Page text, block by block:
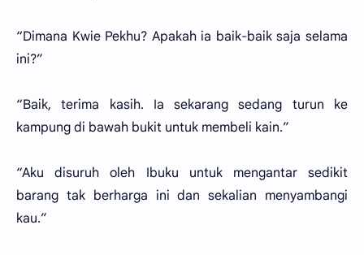
“Dimana Kwie Pekhu? Apakah ia baik-baik saja selama
ini?”
“Baik, terima kasih. Ia sekarang sedang turun ke
kampung di bawah bukit untuk membeli kain.”
“Aku disuruh oleh Ibuku untuk mengantar sedikit
barang tak berharga ini dan sekalian menyambangi
kau.”